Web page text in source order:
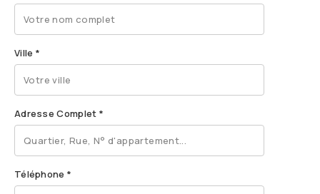
Ville *
Adresse Complet *
Téléphone *